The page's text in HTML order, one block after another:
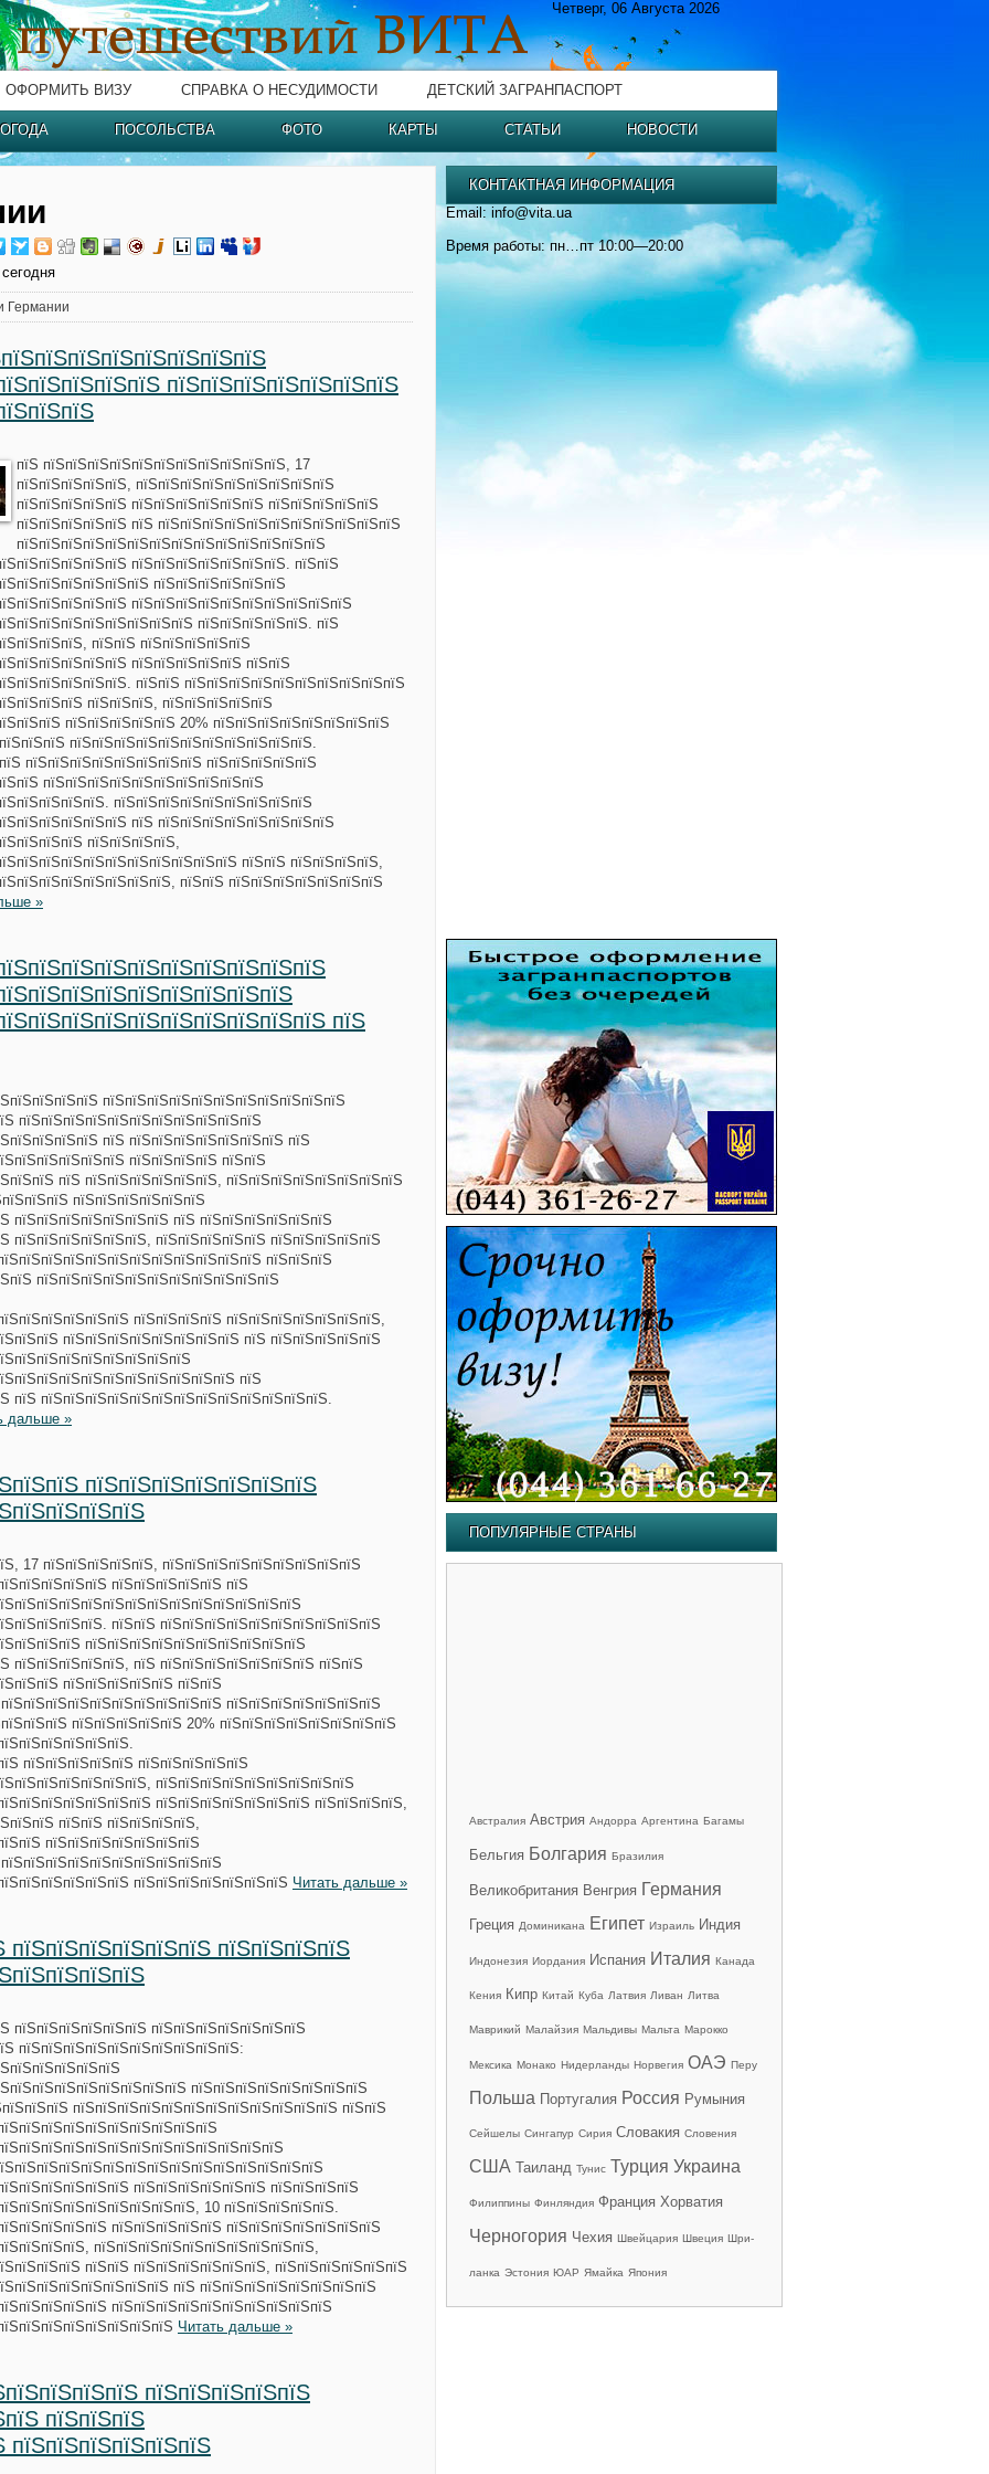
Четверг, 06 Августа 2026
ОФОРМИТЬ ВИЗУ СПРАВКА О НЕСУДИМОСТИ ДЕТСКИЙ ЗАГРАНПАСПОРТ
ПОСОЛЬСТВА ФОТО КАРТЫ СТАТЬИ НОВОСТИ
Германии
пїЅпїЅпїЅпїЅпїЅпїЅпїЅ
пїЅ пїЅпїЅпїЅпїЅпїЅпїЅпїЅпїЅпїЅпїЅпїЅ, 17
пїЅпїЅпїЅпїЅпїЅ, пїЅпїЅпїЅпїЅпїЅпїЅпїЅпїЅпїЅ
пїЅпїЅпїЅпїЅпїЅ пїЅпїЅпїЅпїЅпїЅпїЅ пїЅпїЅпїЅпїЅпїЅ
пїЅпїЅпїЅпїЅпїЅ пїЅ пїЅпїЅпїЅпїЅпїЅпїЅпїЅпїЅпїЅпїЅпїЅ
пїЅпїЅпїЅпїЅпїЅпїЅпїЅпїЅпїЅпїЅпїЅпїЅпїЅпїЅ
пїЅпїЅпїЅпїЅпїЅпїЅпїЅ. пїЅпїЅ
пїЅпїЅпїЅпїЅпїЅпїЅ
пїЅпїЅпїЅпїЅпїЅпїЅпїЅпїЅпїЅпїЅ
пїЅпїЅпїЅпїЅпїЅ. пїЅ
пїЅпїЅ пїЅпїЅпїЅпїЅпїЅ
пїЅпїЅпїЅпїЅпїЅ пїЅпїЅ
пїЅпїЅ пїЅпїЅпїЅпїЅпїЅпїЅпїЅпїЅпїЅпїЅ
пїЅпїЅпїЅ, пїЅпїЅпїЅпїЅпїЅ
пїЅпїЅпїЅпїЅпїЅ 20% пїЅпїЅпїЅпїЅпїЅпїЅпїЅпїЅ
пїЅпїЅпїЅпїЅпїЅпїЅпїЅпїЅпїЅпїЅпїЅ.
пїЅпїЅпїЅпїЅпїЅпїЅпїЅпїЅ пїЅпїЅпїЅпїЅпїЅ
пїЅпїЅпїЅпїЅпїЅпїЅпїЅпїЅпїЅпїЅ
пїЅпїЅпїЅпїЅпїЅпїЅпїЅпїЅпїЅ
пїЅ пїЅпїЅпїЅпїЅпїЅпїЅпїЅпїЅ
пїЅпїЅпїЅпїЅ,
пїЅпїЅ пїЅпїЅпїЅпїЅ,
пїЅпїЅ пїЅпїЅпїЅпїЅпїЅпїЅпїЅ
»
пїЅ
пїЅпїЅпїЅпїЅпїЅпїЅпїЅпїЅпїЅпїЅпїЅ
пїЅпїЅпїЅпїЅпїЅпїЅпїЅпїЅпїЅпїЅпїЅ
пїЅ пїЅпїЅпїЅпїЅпїЅпїЅпїЅ пїЅ
пїЅпїЅпїЅпїЅ пїЅпїЅ
пїЅ пїЅпїЅпїЅпїЅпїЅпїЅ, пїЅпїЅпїЅпїЅпїЅпїЅпїЅпїЅ
пїЅпїЅпїЅпїЅпїЅпїЅ
пїЅпїЅпїЅпїЅпїЅпїЅпїЅ пїЅ пїЅпїЅпїЅпїЅпїЅпїЅ
пїЅпїЅпїЅпїЅпїЅпїЅ, пїЅпїЅпїЅпїЅпїЅ пїЅпїЅпїЅпїЅпїЅ
пїЅпїЅпїЅ
пїЅпїЅпїЅпїЅпїЅпїЅпїЅпїЅпїЅпїЅпїЅ
пїЅпїЅпїЅпїЅ пїЅпїЅпїЅпїЅпїЅпїЅпїЅ,
пїЅпїЅпїЅпїЅпїЅпїЅпїЅпїЅ пїЅ пїЅпїЅпїЅпїЅпїЅ
пїЅ
пїЅ пїЅпїЅпїЅпїЅпїЅпїЅпїЅпїЅпїЅпїЅпїЅпїЅпїЅ.
дальше »
пїЅпїЅпїЅпїЅпїЅпїЅпїЅ
17 пїЅпїЅпїЅпїЅпїЅ, пїЅпїЅпїЅпїЅпїЅпїЅпїЅпїЅпїЅ
пїЅпїЅпїЅпїЅпїЅ пїЅ
пїЅпїЅ пїЅпїЅпїЅпїЅпїЅпїЅпїЅпїЅпїЅпїЅ
пїЅпїЅпїЅпїЅпїЅпїЅпїЅпїЅпїЅпїЅ
пїЅпїЅпїЅпїЅпїЅ, пїЅ пїЅпїЅпїЅпїЅпїЅпїЅпїЅ пїЅпїЅ
пїЅпїЅпїЅпїЅпїЅ пїЅпїЅ
пїЅпїЅпїЅпїЅпїЅпїЅпїЅ
пїЅпїЅпїЅпїЅпїЅ 20% пїЅпїЅпїЅпїЅпїЅпїЅпїЅпїЅ
пїЅпїЅпїЅпїЅпїЅ пїЅпїЅпїЅпїЅпїЅ
пїЅпїЅпїЅпїЅпїЅпїЅпїЅпїЅпїЅ
пїЅпїЅпїЅпїЅпїЅпїЅпїЅ пїЅпїЅпїЅпїЅ,
пїЅпїЅ пїЅпїЅпїЅпїЅ,
пїЅпїЅпїЅпїЅпїЅпїЅпїЅ
пїЅпїЅпїЅпїЅпїЅпїЅпїЅ Читать дальше »
пїЅпїЅпїЅпїЅпїЅпїЅ пїЅпїЅпїЅпїЅ
пїЅпїЅпїЅпїЅпїЅпїЅ пїЅпїЅпїЅпїЅпїЅпїЅпїЅ
пїЅпїЅпїЅпїЅпїЅпїЅпїЅпїЅпїЅпїЅ:
пїЅпїЅпїЅпїЅпїЅпїЅпїЅпїЅ
пїЅпїЅпїЅпїЅпїЅпїЅпїЅпїЅпїЅпїЅпїЅпїЅ пїЅпїЅ
пїЅпїЅпїЅпїЅпїЅпїЅ пїЅпїЅпїЅпїЅ
10 пїЅпїЅпїЅпїЅпїЅ.
пїЅпїЅпїЅпїЅпїЅ пїЅпїЅпїЅпїЅпїЅпїЅпїЅ
пїЅпїЅпїЅпїЅпїЅпїЅпїЅпїЅпїЅпїЅ,
пїЅпїЅ пїЅпїЅпїЅпїЅпїЅпїЅ, пїЅпїЅпїЅпїЅпїЅпїЅ
пїЅ пїЅпїЅпїЅпїЅпїЅпїЅпїЅпїЅ
пїЅпїЅпїЅпїЅпїЅпїЅпїЅпїЅпїЅпїЅ
Читать дальше »
пїЅпїЅпїЅпїЅпїЅ
пїЅпїЅпїЅ
пїЅпїЅпїЅпїЅпїЅпїЅ
КОНТАКТНАЯ ИНФОРМАЦИЯ
Email: info@vita.ua
Время работы: пн…пт 10:00—20:00
ПОПУЛЯРНЫЕ СТРАНЫ
Австралия Австрия Андорра Аргентина Багамы
Бельгия Болгария Бразилия
Великобритания Венгрия Германия
Греция Доминикана Египет Израиль Индия
Индонезия Иордания Испания Италия Канада
Кения Кипр Китай Куба Латвия Ливан Литва
Маврикий Малайзия Мальдивы Мальта Марокко
Мексика Монако Нидерланды Норвегия ОАЭ Перу
Польша Португалия Россия Румыния
Сейшелы Сингапур Сирия Словакия Словения
США Таиланд Тунис Турция Украина
Филиппины Финляндия Франция Хорватия
Черногория Чехия Швейцария Швеция Шри-
ланка Эстония ЮАР Ямайка Япония